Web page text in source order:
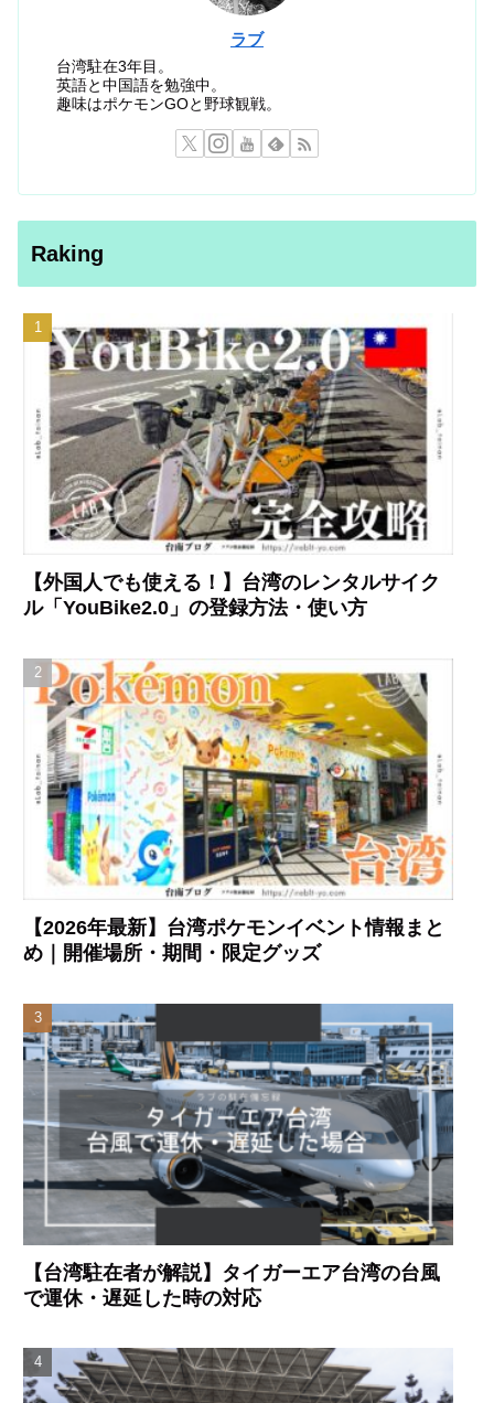
ラブ
台湾駐在3年目。
英語と中国語を勉強中。
趣味はポケモンGOと野球観戦。
Raking
【外国人でも使える！】台湾のレンタルサイク
ル「YouBike2.0」の登録方法・使い方
【2026年最新】台湾ポケモンイベント情報まと
め｜開催場所・期間・限定グッズ
【台湾駐在者が解説】タイガーエア台湾の台風
で運休・遅延した時の対応